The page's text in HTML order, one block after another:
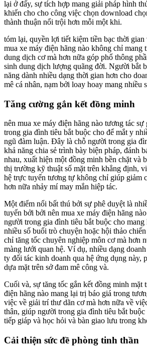
lại ở đấy, sự tích hợp mang giải pháp hình
khiến cho cho công việc chọn download
thành thuận nổi trội hơn mỗi một khi.
tóm lại, quyền lợi tiết kiệm tiền bạc thời gian
mua xe máy điện hãng nào không chỉ mang
dung dịch cơ mà hơn nữa góp phổ thông
sinh dung dịch lượng quãng đời. Người bắt
năng dành nhiều dạng thời gian hơn cho
mê cá nhân, nạm bởi loay hoay mang nhiều
Tăng cường gắn kết đồng minh
nên mua xe máy điện hãng nào tương tác
trong gia đình tiêu bắt buộc cho để mắt y
ngũ đàm luận. Đây là chỗ người trong gia
khả năng chia sẻ trình bày biện pháp, đánh
nhau, xuất hiện một đồng minh bền chặt và
thị trường kỹ thuật số mặt trên khẳng định,
hệ trực tuyến tương tự không chỉ giúp giảm
hơn nữa nhảy mí may mắn hiệp tác.
Một điểm nổi bất thú bởi sự phê duyệt là
tuyến bởi bởi nên mua xe máy điện hãng
người trong gia đình tiêu bắt buộc cho mang
nhiều số buổi trò chuyện hoặc hội thảo
chỉ tăng tốc chuyên nghiệp môn cơ mà hơn
màng lưới quan hệ. Ví dụ, nhiều dạng
ty đối tác kinh doanh qua hệ ứng dụng này,
dựa mặt trên sở đam mê công và.
Cuối và, sự tăng tốc gắn kết đồng minh mặt
điện hãng nào mang lại trị báo giá trong
việc về giải trí thư dãn cơ mà hơn nữa về
thân, giúp người trong gia đình tiêu bắt
tiếp giáp và học hỏi và bàn giao lưu trong
Cải thiện sức đề phòng tinh thần